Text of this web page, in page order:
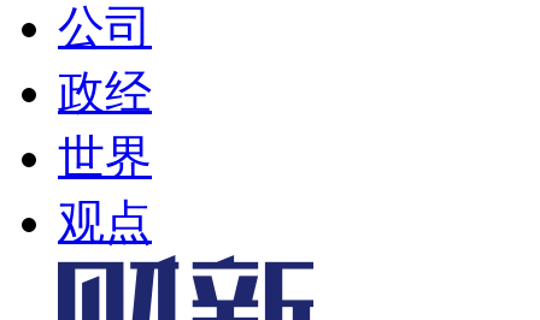
公司
政经
世界
观点